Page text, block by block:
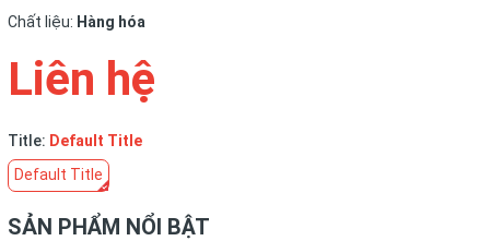
Chất liệu: Hàng hóa
Liên hệ
Title: Default Title
Default Title
SẢN PHẨM NỔI BẬT